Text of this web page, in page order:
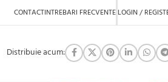
CONTACTINTREBARI FRECVENTE LOGIN /
Distribuie acum: